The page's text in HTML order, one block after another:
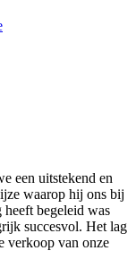
een uitstekend en
waarop hij ons bij
heeft begeleid was
succesvol. Het lag
verkoop van onze